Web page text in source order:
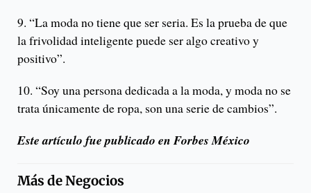
9. “La moda no tiene que ser seria. Es la prueba de que
la frivolidad inteligente puede ser algo creativo y
positivo”.
10. “Soy una persona dedicada a la moda, y moda no se
trata únicamente de ropa, son una serie de cambios”.
Este artículo fue publicado en Forbes México
Más deNegocios